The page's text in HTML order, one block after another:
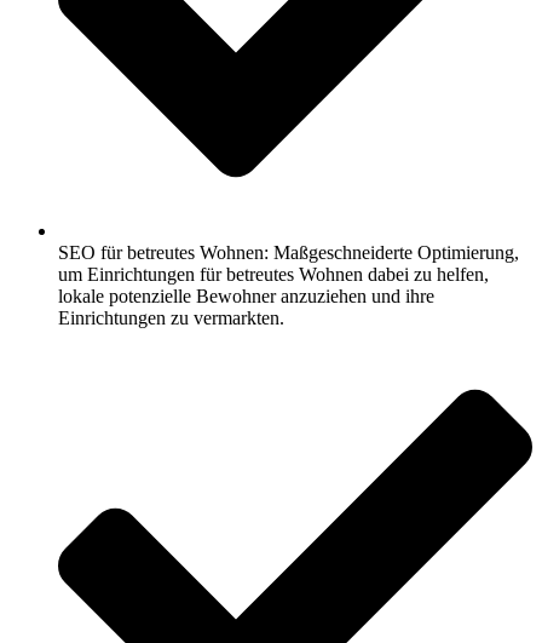
SEO für betreutes Wohnen: Maßgeschneiderte Optimierung,
um Einrichtungen für betreutes Wohnen dabei zu helfen,
lokale potenzielle Bewohner anzuziehen und ihre
Einrichtungen zu vermarkten.